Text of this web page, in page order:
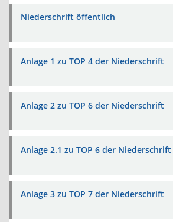
Niederschrift öffentlich
Anlage 1 zu TOP 4 der Niederschrift
Anlage 2 zu TOP 6 der Niederschrift
Anlage 2.1 zu TOP 6 der Niederschrift
Anlage 3 zu TOP 7 der Niederschrift